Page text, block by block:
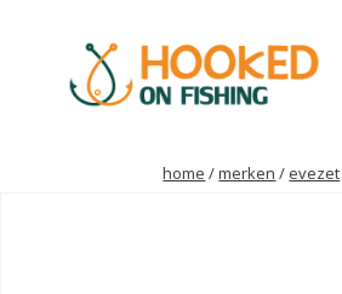
home /merken / evezet